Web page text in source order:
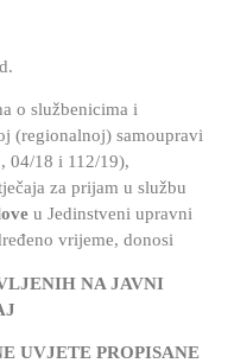
o službenicima i
(regionalnoj) samoupravi
04/18 i 112/19),
za prijam u službu
u Jedinstveni upravni
vrijeme, donosi
NA JAVNI
UVJETE PROPISANE